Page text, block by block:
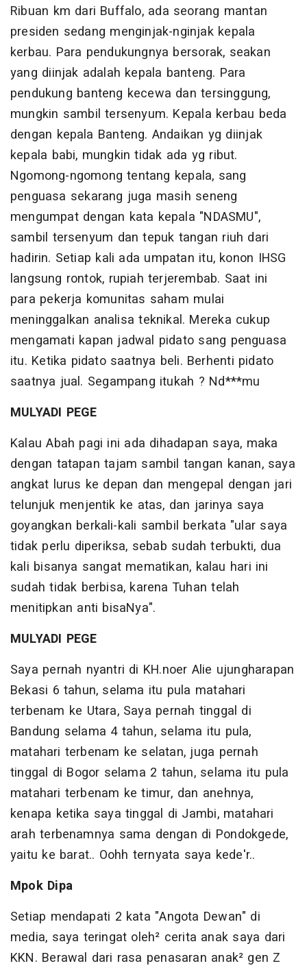
Ribuan km dari Buffalo, ada seorang mantan
presiden sedang menginjak-nginjak kepala
kerbau. Para pendukungnya bersorak, seakan
yang diinjak adalah kepala banteng. Para
pendukung banteng kecewa dan tersinggung,
mungkin sambil tersenyum. Kepala kerbau beda
dengan kepala Banteng. Andaikan yg diinjak
kepala babi, mungkin tidak ada yg ribut.
Ngomong-ngomong tentang kepala, sang
penguasa sekarang juga masih seneng
mengumpat dengan kata kepala "NDASMU",
sambil tersenyum dan tepuk tangan riuh dari
hadirin. Setiap kali ada umpatan itu, konon IHSG
langsung rontok, rupiah terjerembab. Saat ini
para pekerja komunitas saham mulai
meninggalkan analisa teknikal. Mereka cukup
mengamati kapan jadwal pidato sang penguasa
itu. Ketika pidato saatnya beli. Berhenti pidato
saatnya jual. Segampang itukah ? Nd***mu
MULYADI PEGE
Kalau Abah pagi ini ada dihadapan saya, maka
dengan tatapan tajam sambil tangan kanan, saya
angkat lurus ke depan dan mengepal dengan jari
telunjuk menjentik ke atas, dan jarinya saya
goyangkan berkali-kali sambil berkata "ular saya
tidak perlu diperiksa, sebab sudah terbukti, dua
kali bisanya sangat mematikan, kalau hari ini
sudah tidak berbisa, karena Tuhan telah
menitipkan anti bisaNya".
MULYADI PEGE
Saya pernah nyantri di KH.noer Alie ujungharapan
Bekasi 6 tahun, selama itu pula matahari
terbenam ke Utara, Saya pernah tinggal di
Bandung selama 4 tahun, selama itu pula,
matahari terbenam ke selatan, juga pernah
tinggal di Bogor selama 2 tahun, selama itu pula
matahari terbenam ke timur, dan anehnya,
kenapa ketika saya tinggal di Jambi, matahari
arah terbenamnya sama dengan di Pondokgede,
yaitu ke barat.. Oohh ternyata saya kede'r..
Mpok Dipa
Setiap mendapati 2 kata "Angota Dewan" di
media, saya teringat oleh² cerita anak saya dari
KKN. Berawal dari rasa penasaran anak² gen Z